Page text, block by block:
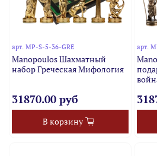
арт.MP-S-5-36-GRE
Manopoulos Шахматный
набор Греческая Мифология
31870.00 руб
В корзину
арт.